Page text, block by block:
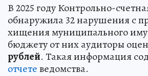
В 2025 году Контрольно-
обнаружила 32 нарушения с
хищения муниципального
бюджету от них аудиторы
рублей. Такая информация
отчетеведомства.